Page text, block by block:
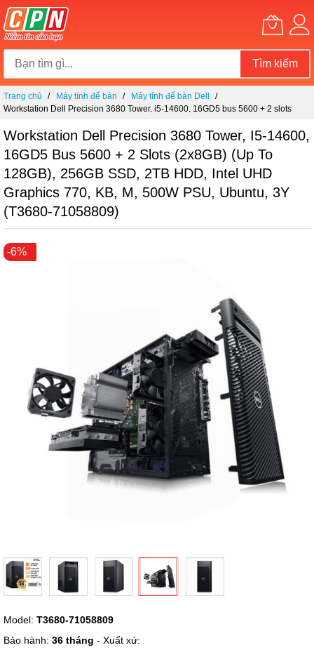
Tìm kiếm
Chuyển
đến
dung
Trang chủ Máy tính để bàn
Máy tính để bàn Dell
Workstation Dell Precision 3680 Tower, i5-14600, 16GD5 bus 5600 + 2 slots
500W PSU, Ubuntu, 3Y (T3680-71058809)
Workstation Dell Precision 3680 Tower, I5-14600,
16GD5 Bus 5600 + 2 Slots (2x8GB) (up To
128GB), 256GB SSD, 2TB HDD, Intel UHD
Graphics 770, KB, M, 500W PSU, Ubuntu, 3Y
(T3680-71058809)
Chuyển
đến
đến
phần
-6%
Model: T3680-71058809
Bảo hành: 36 tháng - Xuất xứ: